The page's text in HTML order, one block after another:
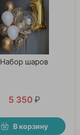
Набор шаров
5 350 ₽
В корзину